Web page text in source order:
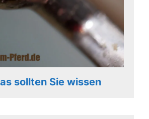
sollten Sie wissen